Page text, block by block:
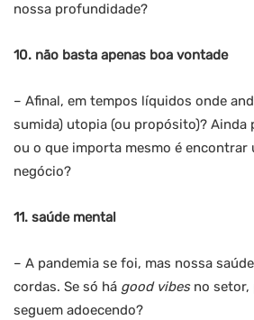
nossa profundidade?
10. não basta apenas boa vontade
– Afinal, em tempos líquidos onde
sumida) utopia (ou propósito)? Ainda
ou o que importa mesmo é encontrar
negócio?
11. saúde mental
– A pandemia se foi, mas nossa
cordas. Se só há good vibesno setor,
seguem adoecendo?